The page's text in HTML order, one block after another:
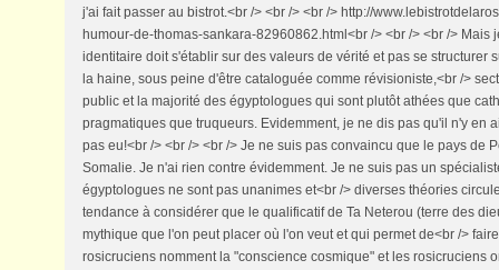
j'ai fait passer au bistrot.<br /> <br /> <br /> http://
humour-de-thomas-sankara-82960862.html<br /> <br /> <br /> Mais
identitaire doit s'établir sur des valeurs de vérité et pas se structurer
la haine, sous peine d'être cataloguée comme révisioniste,<br />
public et la majorité des égyptologues qui sont plutôt athées que
pragmatiques que truqueurs. Evidemment, je ne dis pas qu'il n'y en
pas eu!<br /> <br /> <br /> Je ne suis pas convaincu que le pays de
Somalie. Je n'ai rien contre évidemment. Je ne suis pas un
égyptologues ne sont pas unanimes et<br /> diverses théories
tendance à considérer que le qualificatif de Ta Neterou (terre des
mythique que l'on peut placer où l'on veut et qui permet de<br />
rosicruciens nomment la "conscience cosmique" et les rosicruciens